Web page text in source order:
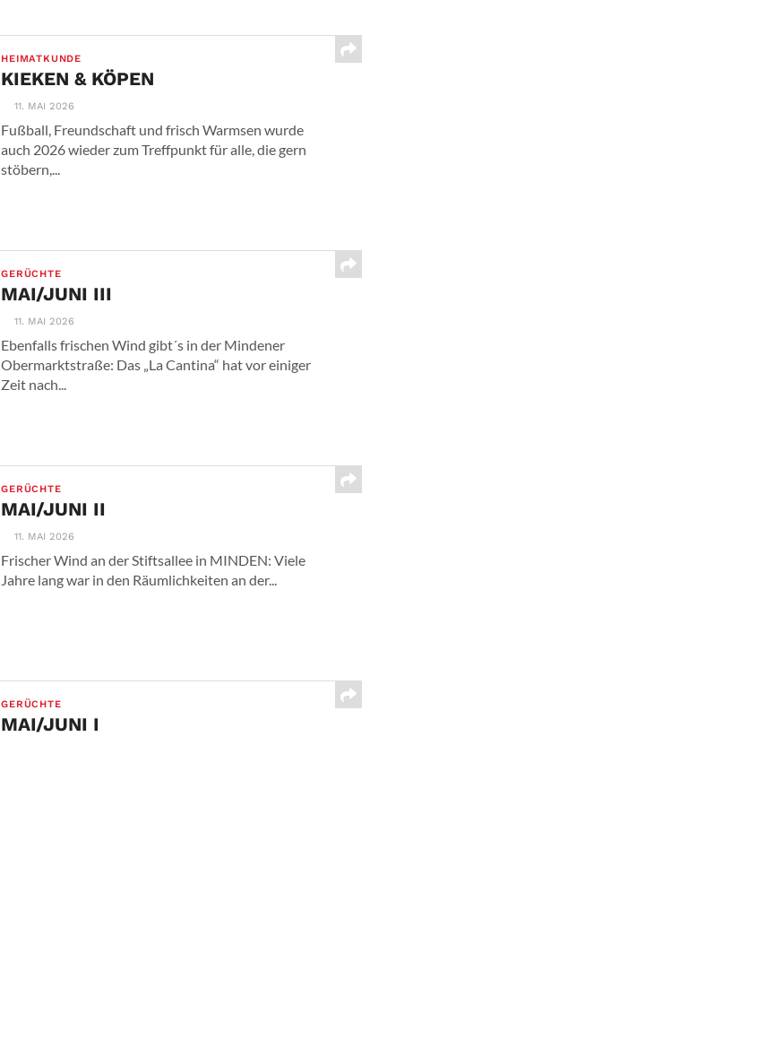
HEIMATKUNDE
KIEKEN & KÖPEN
11. MAI 2026
Fußball, Freundschaft und frisch Warmsen wurde
auch 2026 wieder zum Treffpunkt für alle, die gern
stöbern,...
GERÜCHTE
MAI/JUNI III
11. MAI 2026
Ebenfalls frischen Wind gibt´s in der Mindener
Obermarktstraße: Das „La Cantina“ hat vor einiger
Zeit nach...
GERÜCHTE
MAI/JUNI II
11. MAI 2026
Frischer Wind an der Stiftsallee in MINDEN: Viele
Jahre lang war in den Räumlichkeiten an der...
GERÜCHTE
MAI/JUNI I